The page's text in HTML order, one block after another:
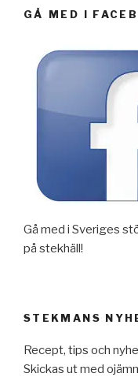
GÅ MED I
Gå med i Sveriges
på stekhäll!
STEKMANS
Recept, tips och
Skickas ut med